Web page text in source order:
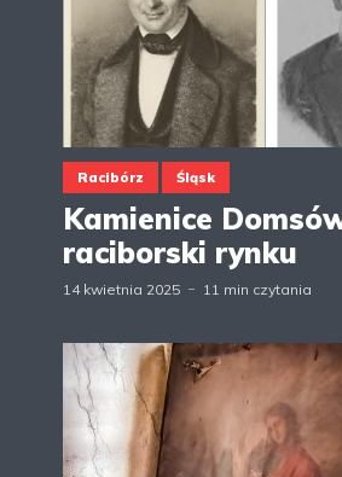
Racibórz Śląsk
Kamienice
raciborski rynku
14 kwietnia 2025 11 min czytania